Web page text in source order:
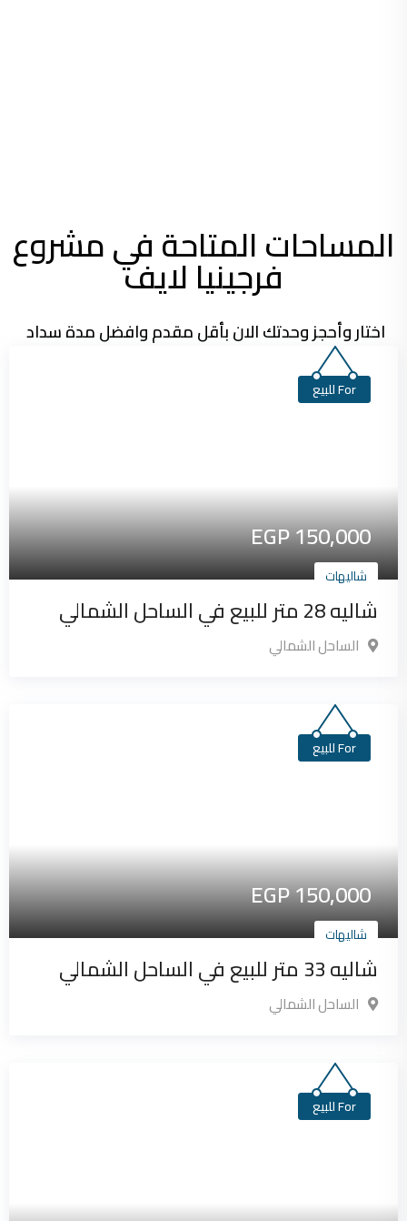
المساحات المتاحة في مشروع
فرجينيا لايف
اختار وأحجز وحدتك الان بأقل مقدم وافضل مدة سداد
For للبيع
EGP150,000
شاليهات
شاليه 28 متر للبيع في الساحل الشمالي
الساحل الشمالي
For للبيع
EGP150,000
شاليهات
شاليه 33 متر للبيع في الساحل الشمالي
الساحل الشمالي
For للبيع